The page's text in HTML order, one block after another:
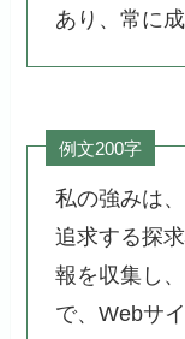
あり、常に
例文200字
私の強みは
追求する探
報を収集し
で、Webサ